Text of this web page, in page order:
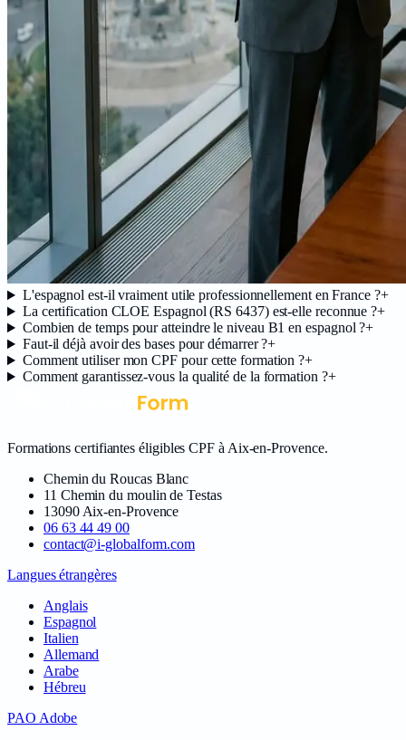
L'espagnol est-il vraiment utile professionnellement en France ?+
La certification CLOE Espagnol (RS 6437) est-elle reconnue ?+
Combien de temps pour atteindre le niveau B1 en espagnol ?+
Faut-il déjà avoir des bases pour démarrer ?+
Comment utiliser mon CPF pour cette formation ?+
Comment garantissez-vous la qualité de la formation ?+
Formations certifiantes éligibles CPF à Aix-en-Provence.
Chemin du Roucas Blanc
11 Chemin du moulin de Testas
13090 Aix-en-Provence
06 63 44 49 00
contact@i-globalform.com
Langues étrangères
Anglais
Espagnol
Italien
Allemand
Arabe
Hébreu
PAO Adobe